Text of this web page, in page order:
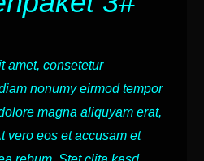
amet, consetetur
nonumy eirmod tempor
magna aliquyam erat,
vero eos et accusam et